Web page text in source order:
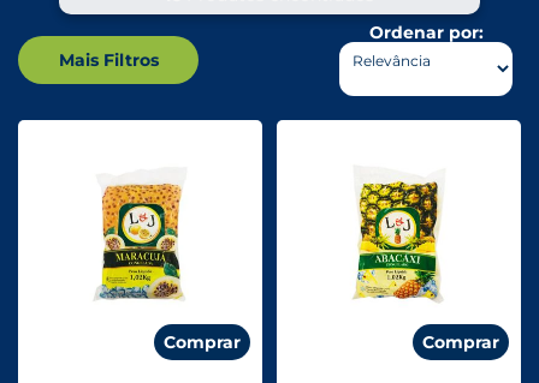
Mais Filtros
Ordenar por:
Comprar Comprar